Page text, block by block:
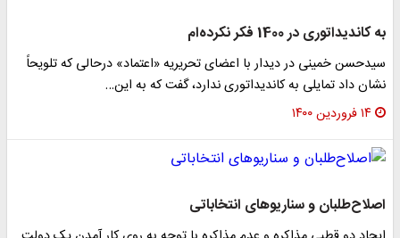
به کاندیداتوری در 1400 فکر نکرده‌ام
سیدحسن خمینی در دیدار با اعضای تحریریه «اعتماد» درحالی که تلویحاً
نشان داد تمایلی به کاندیداتوری ندارد، گفت که به این…
۱۴ فروردین ۱۴۰۰
اصلاح‌طلبان و سناریوهای انتخاباتی